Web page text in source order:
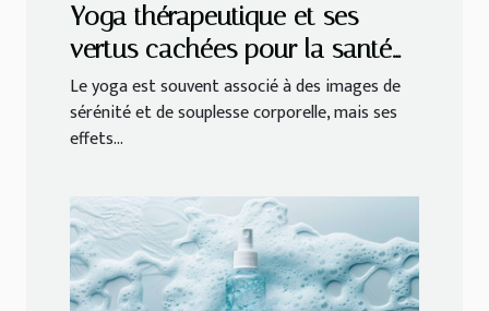
Yoga thérapeutique et ses
vertus cachées pour la santé
mentale
Le yoga est souvent associé à des images de
sérénité et de souplesse corporelle, mais ses
effets...